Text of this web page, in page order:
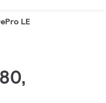
LEDcapsule 3.7-40W